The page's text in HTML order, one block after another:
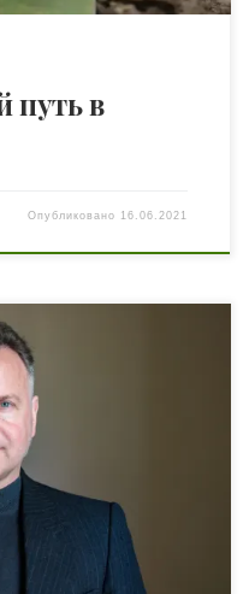
путь в
Опубликовано 16.06.2021
биоэтики, плагофобия
и
в прогнозе, что
пандемии мы будем
Американская
внимание уделяет
с тревожными
стрессовым
[…]